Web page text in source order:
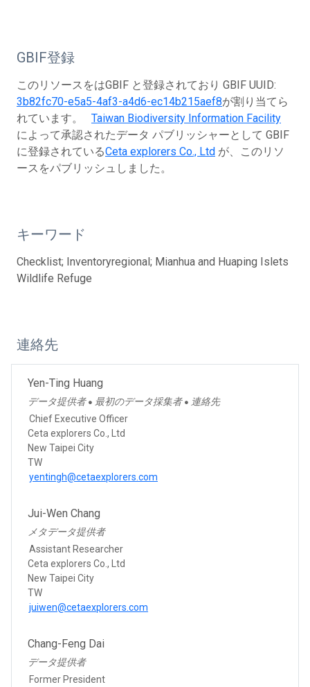
GBIF登録
このリソースをはGBIF と登録されており GBIF UUID:
3b82fc70-e5a5-4af3-a4d6-ec14b215aef8が割り当てら
れています。 Taiwan Biodiversity Information Facility
によって承認されたデータ パブリッシャーとして GBIF
に登録されているCeta explorers Co., Ltd が、このリソ
ースをパブリッシュしました。
キーワード
Checklist; Inventoryregional; Mianhua and Huaping Islets
Wildlife Refuge
連絡先
Yen-Ting Huang
データ提供者 ● 最初のデータ採集者 ● 連絡先
Chief Executive Officer
Ceta explorers Co., Ltd
New Taipei City
TW
yentingh@cetaexplorers.com
Jui-Wen Chang
メタデータ提供者
Assistant Researcher
Ceta explorers Co., Ltd
New Taipei City
TW
juiwen@cetaexplorers.com
Chang-Feng Dai
データ提供者
Former President